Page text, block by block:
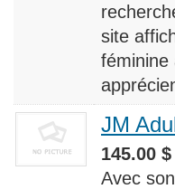
site
féminine
JM
145.00
Avec